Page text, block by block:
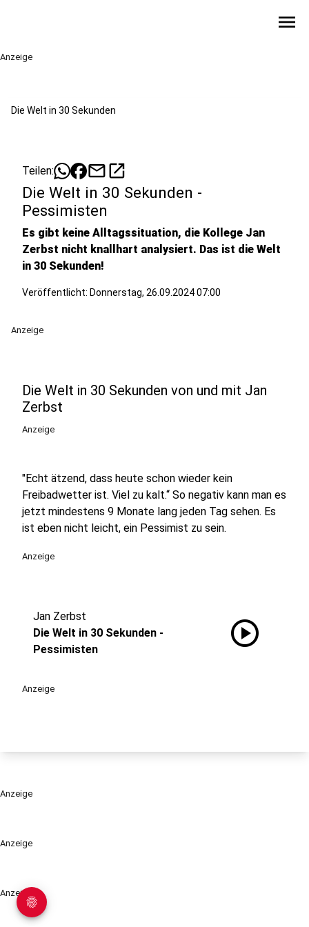
menu
Anzeige
Anzeige
Anzeige
Die Welt in 30 Sekunden
Teilen: mailopen_in_new
Die Welt in 30 Sekunden -
Pessimisten
Es gibt keine Alltagssituation, die Kollege Jan
Zerbst nicht knallhart analysiert. Das ist die Welt
in 30 Sekunden!
Veröffentlicht: Donnerstag, 26.09.2024 07:00
Anzeige
Die Welt in 30 Sekunden von und mit Jan
Zerbst
Anzeige
"Echt ätzend, dass heute schon wieder kein
Freibadwetter ist. Viel zu kalt.“ So negativ kann man es
jetzt mindestens 9 Monate lang jeden Tag sehen. Es
ist eben nicht leicht, ein Pessimist zu sein.
Anzeige
Jan Zerbst
Die Welt in 30 Sekunden -
Pessimisten
play_circle
Anzeige
Anzeige